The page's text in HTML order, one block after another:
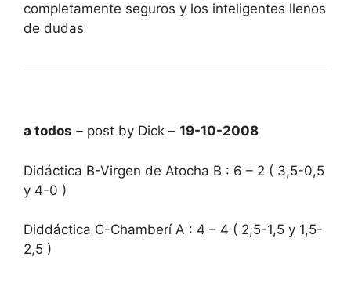
completamente seguros y los inteligentes llenos
de dudas
a todos – post by Dick – 19-10-2008
Didáctica B-Virgen de Atocha B : 6 – 2 ( 3,5-0,5
y 4-0 )
Diddáctica C-Chamberí A : 4 – 4 ( 2,5-1,5 y 1,5-
2,5 )